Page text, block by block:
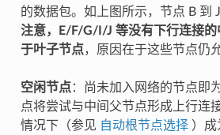
的数据包。如上图所示，节点 B 到
注意，E/F/G/I/J 等没有下行连接的
于叶子节点，原因在于这些节点仍
空闲节点 ：尚未加入网络的节点即
点将尝试与中间父节点形成上行连
情况下（参见 自动根节点选择）成